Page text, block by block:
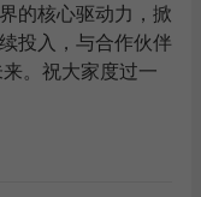
的核心驱动力，掀
投入，与合作伙伴
。祝大家度过一